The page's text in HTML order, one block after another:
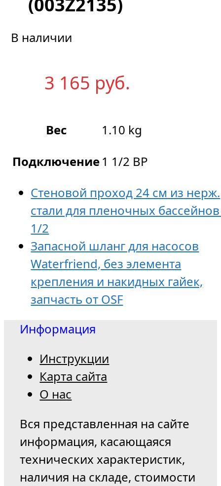
(003Z2135)
В наличии
3 165 руб.
Вес
1.10 kg
Подключение1 1/2 ВР
Стеновой проход 24 см из нерж.
стали для пленочных
1/2
Запaсной шланг для насосов
Waterfriend, без элемента
крепления и накидных гайек,
запчасть от OSF
Информация
Инструкции
Карта сайта
О нас
Вся представленная на сайте
информация, касающаяся
технических характеристик,
наличия на складе, стоимости